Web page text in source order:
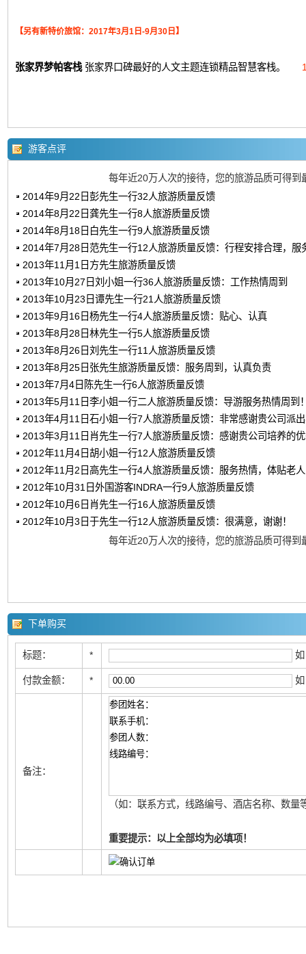
【另有新特价旅馆：2017年3月1日-9月30日】
张家界梦帕客栈张家界口碑最好的人文主题连锁精品智慧客栈。
游客点评
每年近20万人次的接待，您的旅游品质可得到
2014年9月22日彭先生一行32人旅游质量反馈
2014年8月22日龚先生一行8人旅游质量反馈
2014年8月18日白先生一行9人旅游质量反馈
2014年7月28日范先生一行12人旅游质量反馈：行程安排合理，服
2013年11月1日方先生旅游质量反馈
2013年10月27日刘小姐一行36人旅游质量反馈：工作热情周到
2013年10月23日谭先生一行21人旅游质量反馈
2013年9月16日杨先生一行4人旅游质量反馈：贴心、认真
2013年8月28日林先生一行5人旅游质量反馈
2013年8月26日刘先生一行11人旅游质量反馈
2013年8月25日张先生旅游质量反馈：服务周到，认真负责
2013年7月4日陈先生一行6人旅游质量反馈
2013年5月11日李小姐一行二人旅游质量反馈：导游服务热情周到
2013年4月11日石小姐一行7人旅游质量反馈：非常感谢贵公司派
2013年3月11日肖先生一行7人旅游质量反馈：感谢贵公司培养的
2012年11月4日胡小姐一行12人旅游质量反馈
2012年11月2日高先生一行4人旅游质量反馈：服务热情，体贴老
2012年10月31日外国游客INDRA一行9人旅游质量反馈
2012年10月6日肖先生一行16人旅游质量反馈
2012年10月3日于先生一行12人旅游质量反馈：很满意，谢谢！
每年近20万人次的接待，您的旅游品质可得到
下单购买
标题： *
付款金额： *
备注：
（如：联系方式，线路编号、酒店名称、数量
重要提示：以上全部均为必填项！